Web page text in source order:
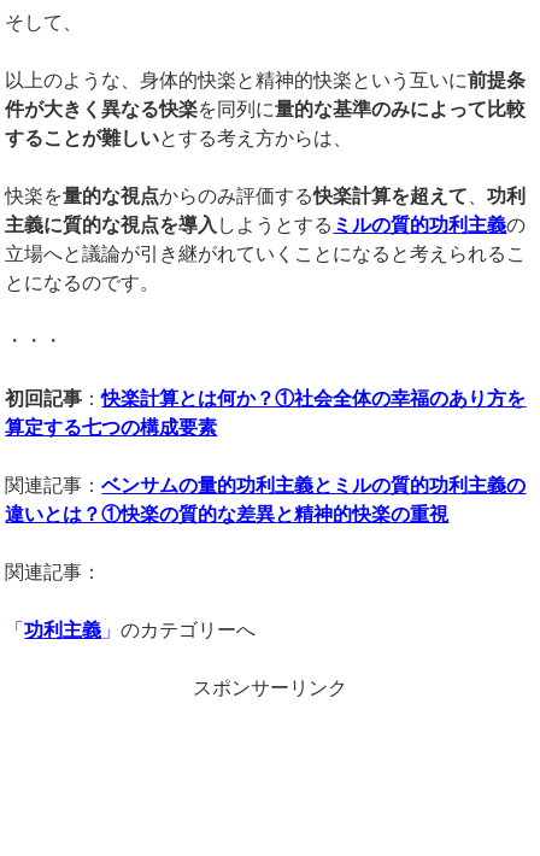
そして、
以上のような、身体的快楽と精神的快楽という互いに前提条
件が大きく異なる快楽を同列に量的な基準のみによって比較
することが難しいとする考え方からは、
快楽を量的な視点からのみ評価する快楽計算を超えて、功利
主義に質的な視点を導入 しようとする ミルの質的功利主義の
立場へと議論が引き継がれていくことになると考えられるこ
とになるのです。
・・・
初回記事 ：快楽計算とは何か？①社会全体の幸福のあり方を
算定する七つの構成要素
関連記事：ベンサムの量的功利主義とミルの質的功利主義の
違いとは？①快楽の質的な差異と精神的快楽の重視
関連記事：
「功利主義 」のカテゴリーへ
スポンサーリンク